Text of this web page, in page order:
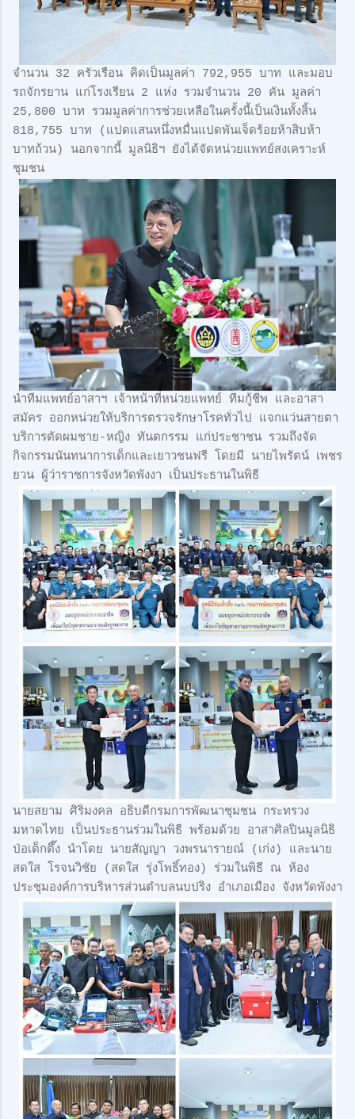
จำนวน 32 ครัวเรือน คิดเป็นมูลค่า 792,955 บาท และมอบ
รถจักรยาน แก่โรงเรียน 2 แห่ง รวมจำนวน 20 คัน มูลค่า
25,800 บาท รวมมูลค่าการช่วยเหลือในครั้งนี้เป็นเงินทั้งสิ้น
818,755 บาท (แปดแสนหนึ่งหมื่นแปดพันเจ็ดร้อยห้าสิบห้า
บาทถ้วน) นอกจากนี้ มูลนิธิฯ ยังได้จัดหน่วยแพทย์สงเคราะห์
ชุมชน
นำทีมแพทย์อาสาฯ เจ้าหน้าที่หน่วยแพทย์ ทีมกู้ชีพ และอาสา
สมัคร ออกหน่วยให้บริการตรวจรักษาโรคทั่วไป แจกแว่นสายตา
บริการตัดผมชาย-หญิง ทันตกรรม แก่ประชาชน รวมถึงจัด
กิจกรรมนันทนาการเด็กและเยาวชนฟรี โดยมี นายไพรัตน์ เพชร
ยวน ผู้ว่าราชการจังหวัดพังงา เป็นประธานในพิธี
นายสยาม ศิริมงคล อธิบดีกรมการพัฒนาชุมชน กระทรวง
มหาดไทย เป็นประธานร่วมในพิธี พร้อมด้วย อาสาศิลปินมูลนิธิ
ป่อเต็กตึ๊ง นำโดย นายสัญญา วงพรนารายณ์ (เก่ง) และนาย
สดใส โรจนวิชัย (สดใส รุ่งโพธิ์ทอง) ร่วมในพิธี ณ ห้อง
ประชุมองค์การบริหารส่วนตำบลนบปริง อำเภอเมือง จังหวัดพังงา